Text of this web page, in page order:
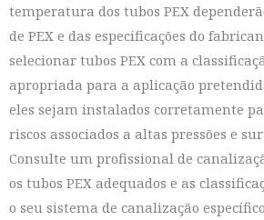
temperatura dos tubos PEX
de PEX e das especificações do
selecionar tubos PEX com a
apropriada para a aplicação
eles sejam instalados corretamente
riscos associados a altas pressões e
Consulte um profissional de
os tubos PEX adequados e as
o seu sistema de canalização